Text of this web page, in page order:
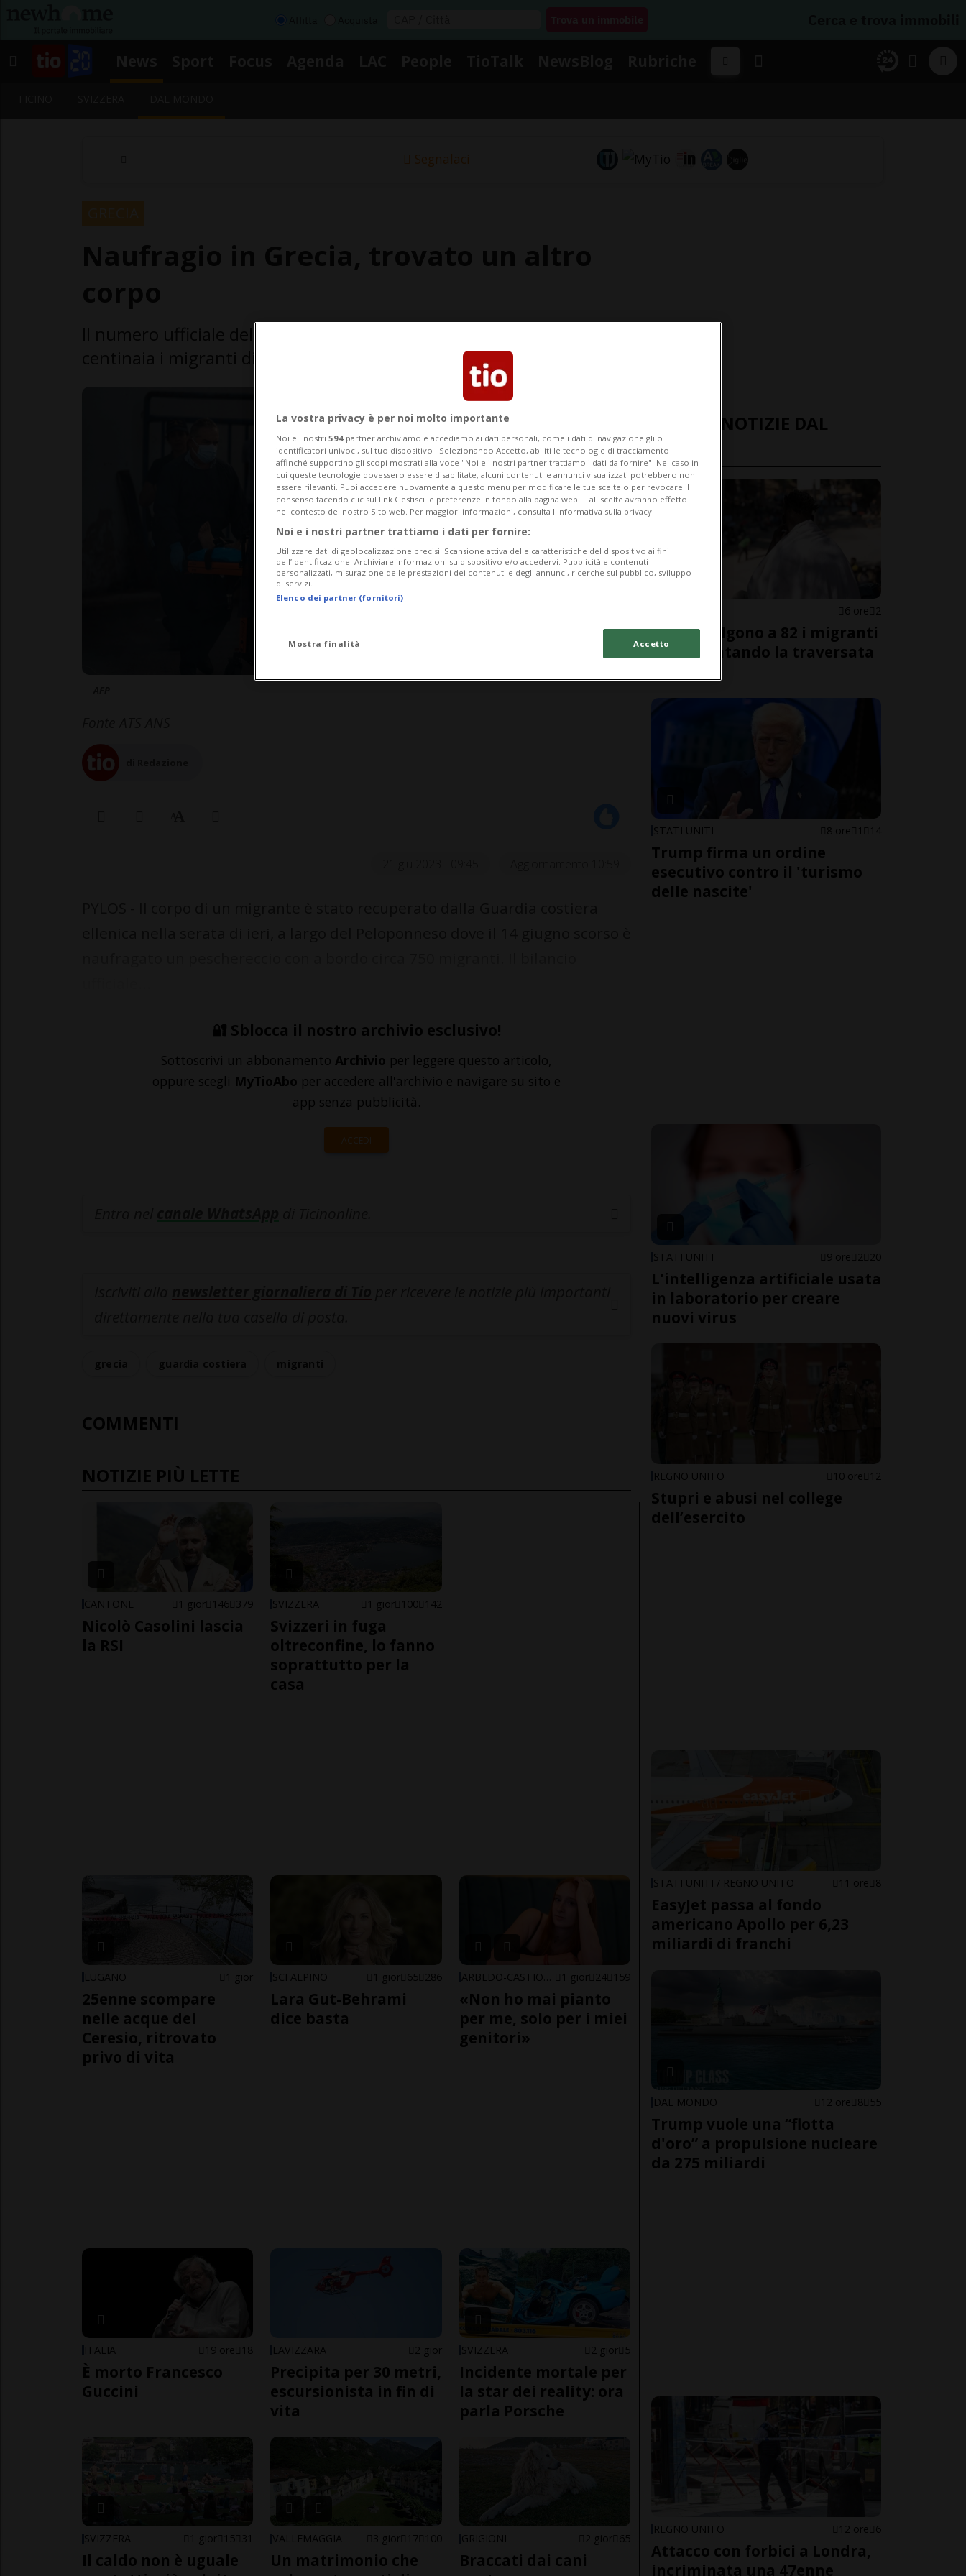
Segnalaci
🔐 Sblocca il nostro archivio esclusivo!
Sottoscrivi un abbonamento Archivio per leggere questo articolo,
oppure scegli MyTioAbo per accedere all'archivio e navigare su sito e
app senza pubblicità.
ACCEDI
COMMENTI
NOTIZIE PIÙ LETTE
CANTONE 1 gior 146 379
Nicolò Casolini lascia
la RSI
SVIZZERA 1 gior 100 142
Svizzeri in fuga
oltreconfine, lo fanno
soprattutto per la
casa
LUGANO 1 gior
25enne scompare
nelle acque del
Ceresio, ritrovato
privo di vita
SCI ALPINO 1 gior 65 286
Lara Gut-Behrami
dice basta
1 gior 24 159
«Non ho mai pianto
per me, solo per i miei
genitori»
ITALIA 19 ore 18
È morto Francesco
Guccini
LAVIZZARA 2 gior
Precipita per 30 metri,
escursionista in fin di
vita
SVIZZERA 2 gior 5
Incidente mortale per
la star dei reality: ora
parla Porsche
SVIZZERA 1 gior 15 31
Il caldo non è uguale
VALLEMAGGIA 3 gior 17 100
Un matrimonio che
GRIGIONI 2 gior 65
Braccati dai cani
ULTIME NOTIZIE DAL
MONDO
6 ore 2
Ceuta, salgono a 82 i migranti
morti tentando la traversata
STATI UNITI 8 ore 1 14
Trump firma un ordine
esecutivo contro il 'turismo
delle nascite'
STATI UNITI 9 ore 2 20
L'intelligenza artificiale usata
in laboratorio per creare
nuovi virus
REGNO UNITO 10 ore 12
Stupri e abusi nel college
dell’esercito
STATI UNITI / REGNO UNITO 11 ore 8
EasyJet passa al fondo
americano Apollo per 6,23
miliardi di franchi
DAL MONDO 12 ore 8 55
Trump vuole una “flotta
d'oro” a propulsione nucleare
da 275 miliardi
REGNO UNITO 12 ore 6
Attacco con forbici a Londra,
incriminata una 47enne
La vostra privacy è per noi molto importante
Noi e i nostri 594 partner archiviamo e accediamo ai dati personali, come i dati di navigazione gli o
identificatori univoci, sul tuo dispositivo . Selezionando Accetto, abiliti le tecnologie di tracciamento
affinché supportino gli scopi mostrati alla voce "Noi e i nostri partner trattiamo i dati da fornire". Nel caso in
cui queste tecnologie dovessero essere disabilitate, alcuni contenuti e annunci visualizzati potrebbero non
essere rilevanti. Puoi accedere nuovamente a questo menu per modificare le tue scelte o per revocare il
consenso facendo clic sul link Gestisci le preferenze in fondo alla pagina web.. Tali scelte avranno effetto
nel contesto del nostro Sito web. Per maggiori informazioni, consulta l'Informativa sulla privacy.
Noi e i nostri partner trattiamo i dati per fornire:
Utilizzare dati di geolocalizzazione precisi. Scansione attiva delle caratteristiche del dispositivo ai fini
dell’identificazione. Archiviare informazioni su dispositivo e/o accedervi. Pubblicità e contenuti
personalizzati, misurazione delle prestazioni dei contenuti e degli annunci, ricerche sul pubblico, sviluppo
di servizi.
Elenco dei partner (fornitori)
Mostra finalità Accetto